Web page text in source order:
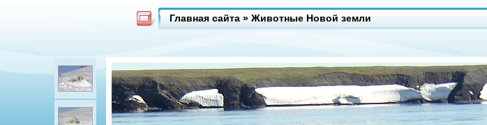
Главная сайта » Животные Новой земли